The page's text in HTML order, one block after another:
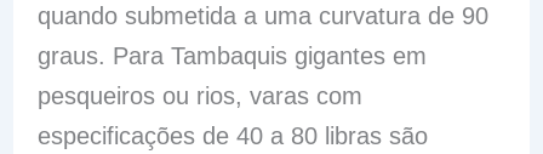
quando submetida a uma curvatura de 90
graus. Para Tambaquis gigantes em
pesqueiros ou rios, varas com
especificações de 40 a 80 libras são